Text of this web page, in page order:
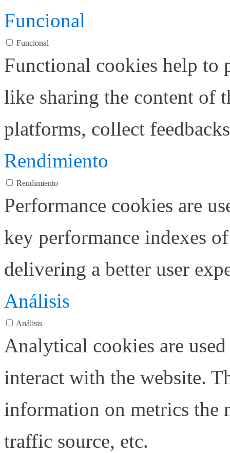
Funcional
Funcional
Functional cookies help to
like sharing the content of
platforms, collect
Rendimiento
Rendimiento
Performance cookies are
key performance indexes
delivering a better user
Análisis
Análisis
Analytical cookies are
interact with the website.
information on metrics the
traffic source, etc.